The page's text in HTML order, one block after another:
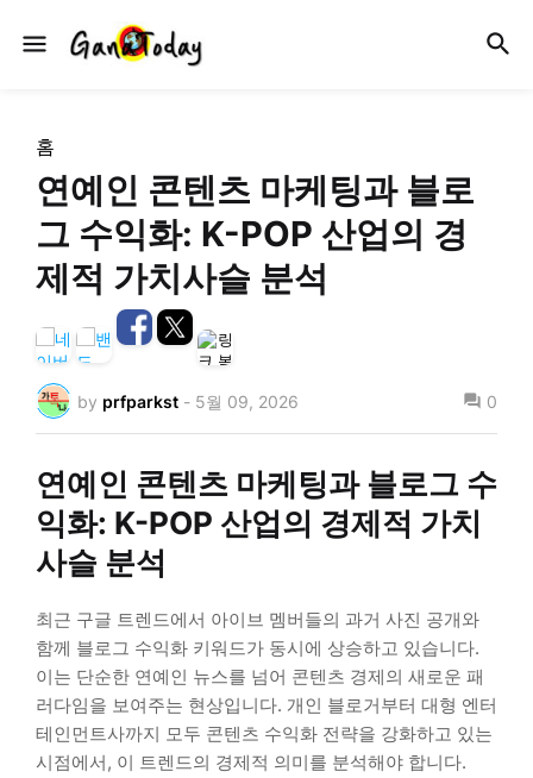
홈
연예인 콘텐츠 마케팅과 블로
그 수익화: K-POP 산업의 경
제적 가치사슬 분석
by prfparkst - 5월 09, 2026 0
연예인 콘텐츠 마케팅과 블로그 수
익화: K-POP 산업의 경제적 가치
사슬 분석
최근 구글 트렌드에서 아이브 멤버들의 과거 사진 공개와
함께 블로그 수익화 키워드가 동시에 상승하고 있습니다.
이는 단순한 연예인 뉴스를 넘어 콘텐츠 경제의 새로운 패
러다임을 보여주는 현상입니다. 개인 블로거부터 대형 엔터
테인먼트사까지 모두 콘텐츠 수익화 전략을 강화하고 있는
시점에서, 이 트렌드의 경제적 의미를 분석해야 합니다.